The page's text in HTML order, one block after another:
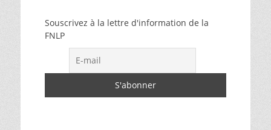
Souscrivez à la lettre d'information de la
FNLP